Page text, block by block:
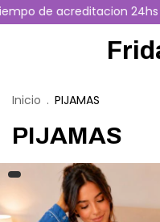
de acreditacion 24hs
Inicio . PIJAMAS
PIJAMAS